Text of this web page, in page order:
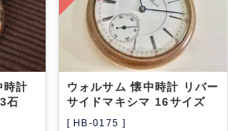
時計
石
ウォルサム 懐中時計 リバー
サイドマキシマ 16サイズ
[ HB-0175 ]